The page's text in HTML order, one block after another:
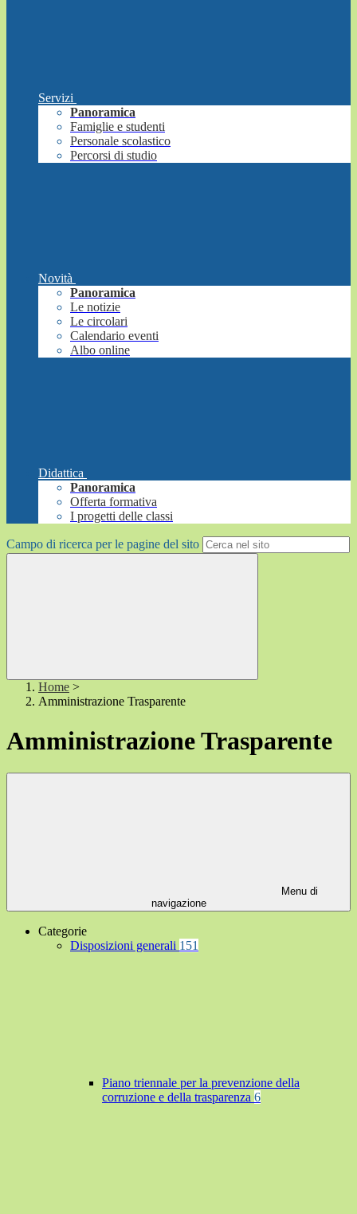
Servizi
Panoramica
Famiglie e studenti
Personale scolastico
Percorsi di studio
Novità
Panoramica
Le notizie
Le circolari
Calendario eventi
Albo online
Didattica
Panoramica
Offerta formativa
I progetti delle classi
Campo di ricerca per le pagine del sito
Home >
Amministrazione Trasparente
Amministrazione Trasparente
Menu di
navigazione
Categorie
Disposizioni generali 151
Piano triennale per la prevenzione della
corruzione e della trasparenza 6